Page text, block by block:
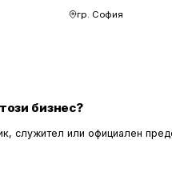
гр. София
бизнес?
служител или официален